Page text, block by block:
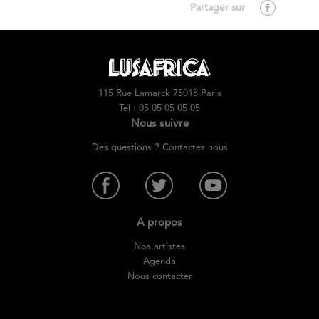
115 Rue Lamarck 75018 Paris
Tel : 05 05 05 05 05
Nous suivre
Des questions ? Contactez nous
A propos
Nos artistes
Agenda
Nous contacter